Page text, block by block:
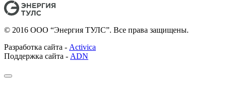
© 2016 ООО “Энергия ТУЛС”. Все права защищены.
Разработка сайта - Activica
Поддержка сайта - ADN